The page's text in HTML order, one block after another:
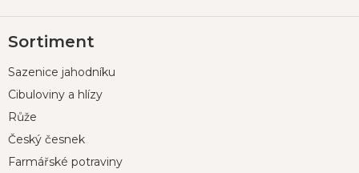
á
a
Sortiment
Sazenice jahodníku
Cibuloviny a hlízy
Růže
Český česnek
Farmářské potraviny